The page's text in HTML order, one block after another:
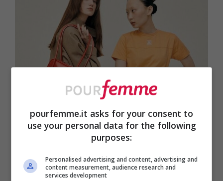
pourfemme.it asks for your consent to
use your personal data for the following
purposes:
Personalised advertising and content, advertising and
content measurement, audience research and
services development